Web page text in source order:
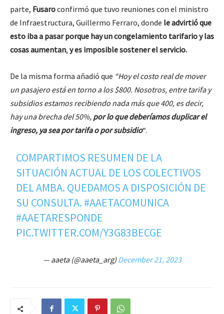
parte, Fusaroconfirmó que tuvo reuniones con el ministro
de Infraestructura, Guillermo Ferraro, donde le advirtió que
esto iba a pasar porque hay un congelamiento tarifario y las
cosas aumentan, y es imposible sostener el servicio.
De la misma forma añadió que “Hoy el costo real de mover
un pasajero está en torno a los $800. Nosotros, entre tarifa y
subsidios estamos recibiendo nada más que 400, es decir,
hay una brecha del 50%, por lo que deberíamos duplicar el
ingreso, ya sea por tarifa o por subsidio“.
COMPARTIMOS RESUMEN DE LA
SITUACIÓN ACTUAL DE LOS COLECTIVOS
DEL AMBA. QUEDAMOS A DISPOSICIÓN DE
SU CONSULTA. #AAETACOMUNICA
#AAETARESPONDE
PIC.TWITTER.COM/Y3G83BECGE
— aaeta (@aaeta_arg) December 21, 2023